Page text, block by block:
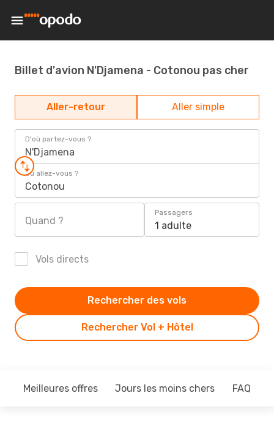
Billet d'avion N'Djamena - Cotonou pas cher
Aller-retour Aller simple
D'où partez-vous ?
N'Djamena
Où allez-vous ?
Cotonou
Quand ?
Passagers
1 adulte
Vols directs
Rechercher Vol + Hôtel
Rechercher des vols
Meilleures offres Jours les moins chers FAQ